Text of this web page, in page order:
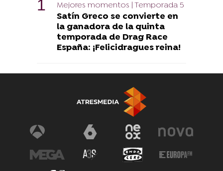
Mejores momentos | Temporada 5
Satín Greco se convierte en
la ganadora de la quinta
temporada de Drag Race
España: ¡Felicidragues reina!